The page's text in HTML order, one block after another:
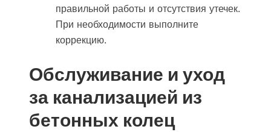
правильной работы и отсутствия утечек.
При необходимости выполните
коррекцию.
Обслуживание и уход
за канализацией из
бетонных колец